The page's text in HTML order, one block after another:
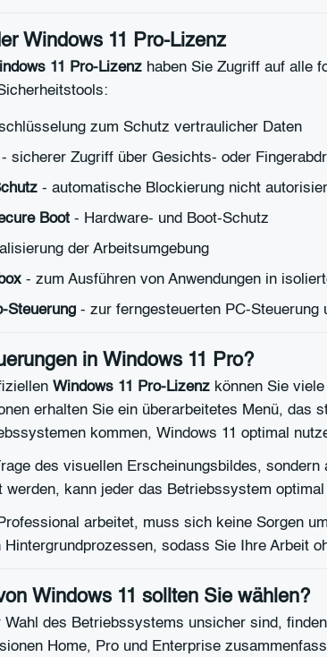
Windows 11 Pro-Lizenz
11 Pro-Lizenz haben Sie Zugriff auf alle
zum Schutz vertraulicher Daten
sicherer Zugriff über Gesichts- oder
- automatische Blockierung nicht
Boot - Hardware- und Boot-Schutz
der Arbeitsumgebung
- zum Ausführen von Anwendungen in
Steuerung - zur ferngesteuerten PC-Steuerung
in Windows 11 Pro?
Windows 11 Pro-Lizenz können Sie
erhalten Sie ein überarbeitetes Menü,
kommen, Windows 11 optimal
des visuellen Erscheinungsbildes,
werden, kann jeder das Betriebssystem
arbeitet, muss sich keine Sorgen
Hintergrundprozessen, sodass Sie Ihre Arbeit
Windows 11 sollten Sie wählen?
des Betriebssystems unsicher sind,
Home, Pro und Enterprise